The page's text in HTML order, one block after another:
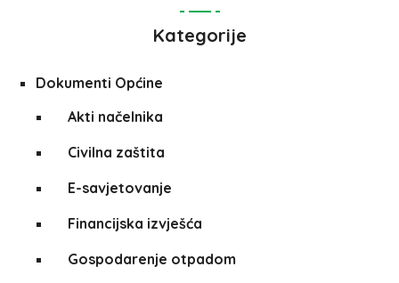
Kategorije
Dokumenti Općine
Akti načelnika
Civilna zaštita
E-savjetovanje
Financijska izvješća
Gospodarenje otpadom